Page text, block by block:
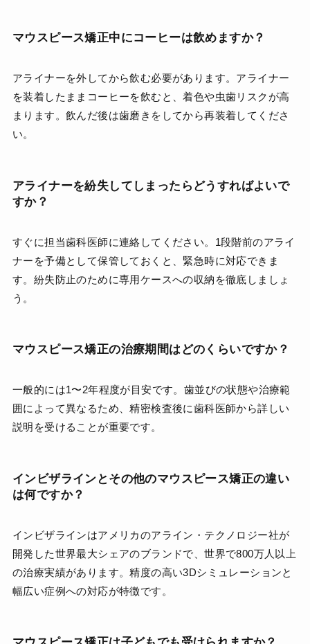
マウスピース矯正中にコーヒーは飲めますか？
アライナーを外してから飲む必要があります。アライナー
を装着したままコーヒーを飲むと、着色や虫歯リスクが高
まります。飲んだ後は歯磨きをしてから再装着してくださ
い。
アライナーを紛失してしまったらどうすればよいで
すか？
すぐに担当歯科医師に連絡してください。1段階前のアライ
ナーを予備として保管しておくと、緊急時に対応できま
す。紛失防止のために専用ケースへの収納を徹底しましょ
う。
マウスピース矯正の治療期間はどのくらいですか？
一般的には1〜2年程度が目安です。歯並びの状態や治療範
囲によって異なるため、精密検査後に歯科医師から詳しい
説明を受けることが重要です。
インビザラインとその他のマウスピース矯正の違い
は何ですか？
インビザラインはアメリカのアライン・テクノロジー社が
開発した世界最大シェアのブランドで、世界で800万人以上
の治療実績があります。精度の高い3Dシミュレーションと
幅広い症例への対応が特徴です。